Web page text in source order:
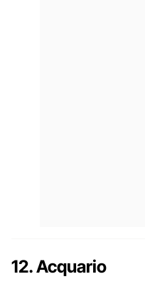
12. Acquario